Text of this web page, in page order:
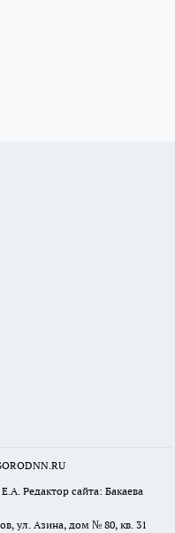
Редактор сайта: Бакаева
ул. Азина, дом № 80, кв. 31